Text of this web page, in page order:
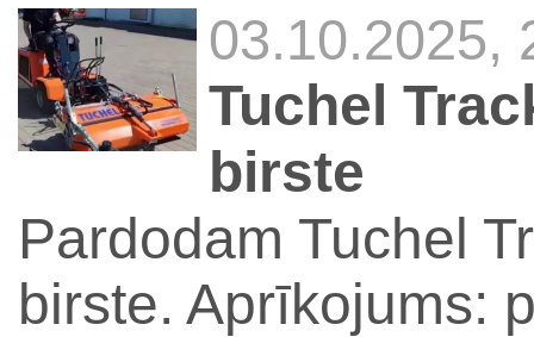
03.10.2025,
Tuchel
birste
Pardodam Tuchel
birste. Aprīkojums: